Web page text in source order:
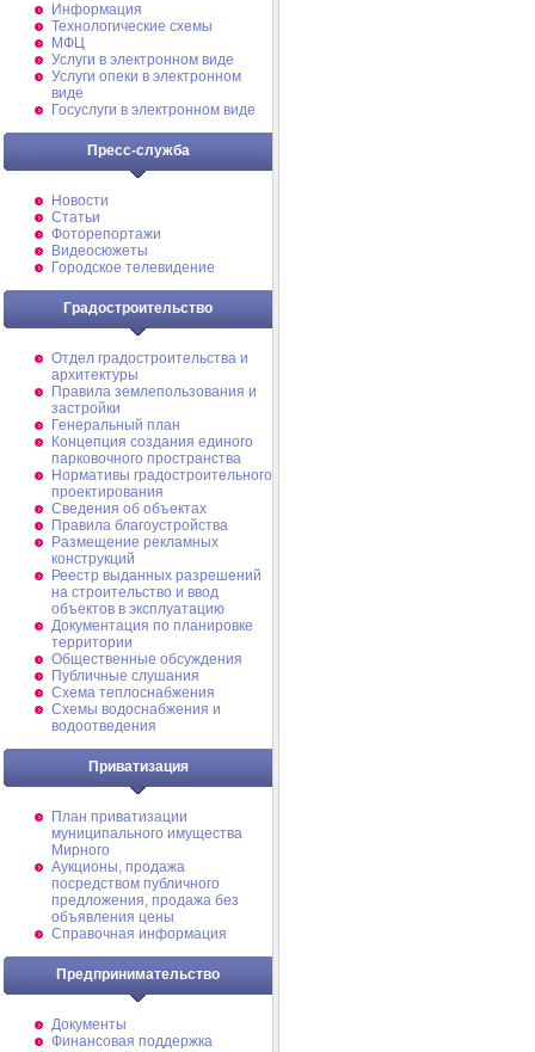
Информация
Технологические схемы
МФЦ
Услуги в электронном виде
Услуги опеки в электронном
виде
Госуслуги в электронном виде
Пресс-служба
Новости
Статьи
Фоторепортажи
Видеосюжеты
Городское телевидение
Градостроительство
Отдел градостроительства и
архитектуры
Правила землепользования и
застройки
Генеральный план
Концепция создания единого
парковочного пространства
Нормативы градостроительного
проектирования
Сведения об объектах
Правила благоустройства
Размещение рекламных
конструкций
Реестр выданных разрешений
на строительство и ввод
объектов в эксплуатацию
Документация по планировке
территории
Общественные обсуждения
Публичные слушания
Схема теплоснабжения
Схемы водоснабжения и
водоотведения
Приватизация
План приватизации
муниципального имущества
Мирного
Аукционы, продажа
посредством публичного
предложения, продажа без
объявления цены
Справочная информация
Предпринимательство
Документы
Финансовая поддержка